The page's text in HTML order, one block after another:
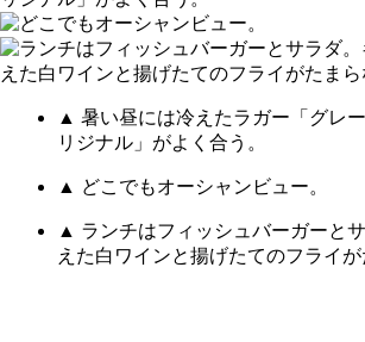
▲ 暑い昼には冷えたラガー「グレ
リジナル」がよく合う。
▲ どこでもオーシャンビュー。
▲ ランチはフィッシュバーガーと
えた白ワインと揚げたてのフライが